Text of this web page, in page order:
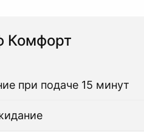
Комфорт
при подаче 15 минут